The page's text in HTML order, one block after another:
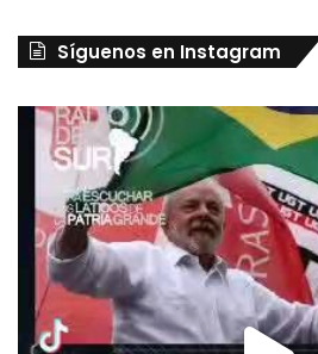
Síguenos en Instagram